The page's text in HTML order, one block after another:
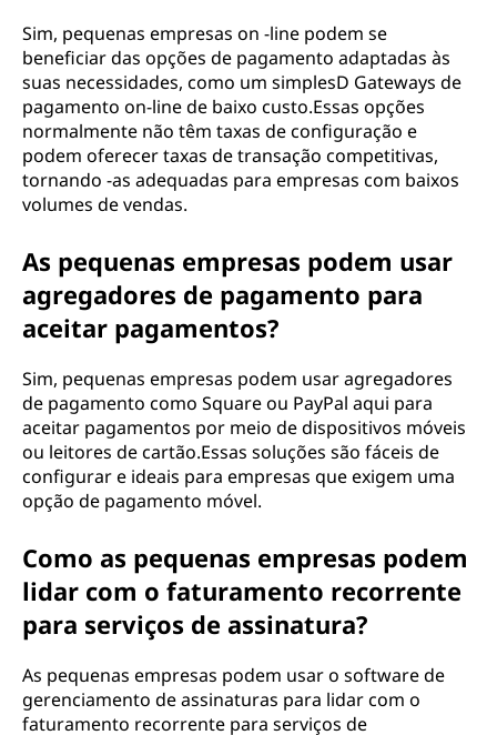
Sim, pequenas empresas on -line podem se
beneficiar das opções de pagamento adaptadas às
suas necessidades, como um simplesD Gateways de
pagamento on-line de baixo custo.Essas opções
normalmente não têm taxas de configuração e
podem oferecer taxas de transação competitivas,
tornando -as adequadas para empresas com baixos
volumes de vendas.
As pequenas empresas podem usar
agregadores de pagamento para
aceitar pagamentos?
Sim, pequenas empresas podem usar agregadores
de pagamento como Square ou PayPal aqui para
aceitar pagamentos por meio de dispositivos móveis
ou leitores de cartão.Essas soluções são fáceis de
configurar e ideais para empresas que exigem uma
opção de pagamento móvel.
Como as pequenas empresas podem
lidar com o faturamento recorrente
para serviços de assinatura?
As pequenas empresas podem usar o software de
gerenciamento de assinaturas para lidar com o
faturamento recorrente para serviços de